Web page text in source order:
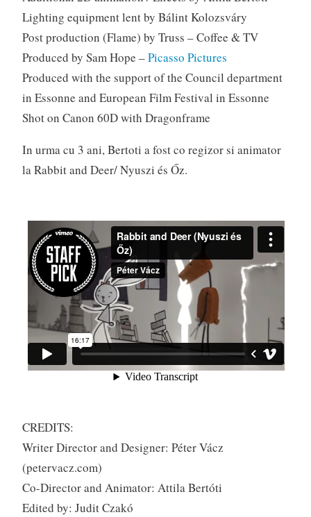
Lighting equipment lent by Bálint Kolozsváry
Post production (Flame) by Truss – Coffee & TV
Produced by Sam Hope –Picasso Pictures
Produced with the support of the Council department
in Essonne and European Film Festival in Essonne
Shot on Canon 60D with Dragonframe
In urma cu 3 ani, Bertoti a fost co regizor si animator
la Rabbit and Deer/ Nyuszi és Őz.
CREDITS:
Writer Director and Designer: Péter Vácz
(petervacz.com)
Co-Director and Animator: Attila Bertóti
Edited by: Judit Czakó